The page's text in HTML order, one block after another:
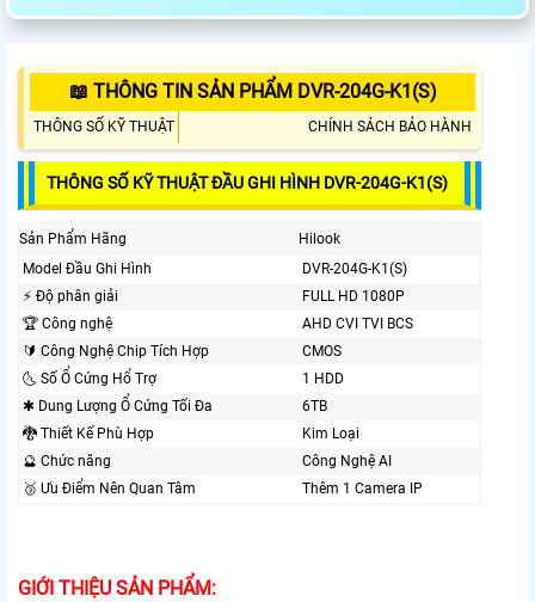
📖 THÔNG TIN SẢN PHẨM DVR-204G-K1(S)
THÔNG SỐ KỸ THUẬT CHÍNH SÁCH BẢO HÀNH
THÔNG SỐ KỸ THUẬT ĐẦU GHI HÌNH DVR-204G-K1(S)
Sản Phẩm Hãng
Hilook
Model Đầu Ghi Hình
DVR-204G-K1(S)
️⚡ Độ phân giải
FULL HD 1080P
🏆 Công nghệ
AHD CVI TVI BCS
🔰 Công Nghệ Chip Tích Hợp
CMOS
🌜 Số Ổ Cứng Hổ Trợ
1 HDD
✱ Dung Lượng Ổ Cứng Tối Đa
6TB
🐉️ Thiết Kế Phù Hợp
Kim Loại
🔮 Chức năng
Công Nghệ AI
🥉 Ưu Điểm Nên Quan Tâm
Thêm 1 Camera IP
GIỚI THIỆU SẢN PHẨM: